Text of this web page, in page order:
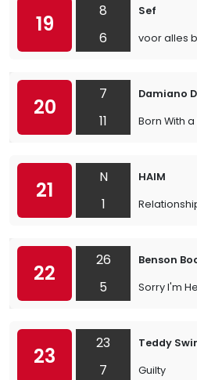
19
8
6
Sef
voor alles
20
7
11
Damiano
Born With
21
N
1
HAIM
22
26
5
Benson
Sorry I'm
23
23
7
Teddy
Guilty